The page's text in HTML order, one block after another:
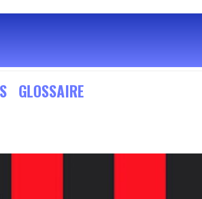
GLOSSAIRE